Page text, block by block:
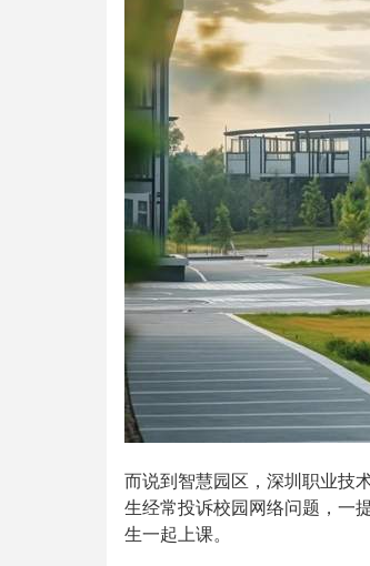
而说到智慧园区，深圳职业技
生经常投诉校园网络问题，一
生一起上课。